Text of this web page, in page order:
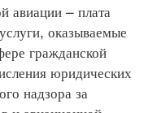
авиации – плата
оказываемые
гражданской
юридических
надзора за